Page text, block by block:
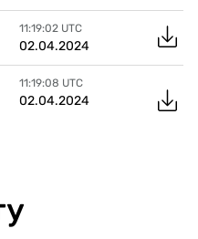
11:19:02 UTC
02.04.2024
11:19:08 UTC
02.04.2024